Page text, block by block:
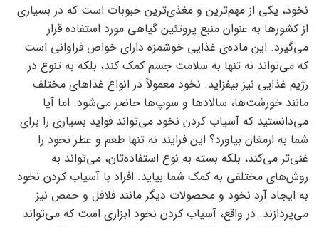
نخود، یکی از مهم‌ترین و مغذی‌ترین حبوبات است که در بسیاری
از کشورها به عنوان منبع پروتئین گیاهی مورد استفاده قرار
می‌گیرد. این ماده‌ی غذایی خوشمزه دارای خواص فراوانی است
که می‌تواند نه تنها به سلامت جسم کمک کند، بلکه به تنوع در
رژیم غذایی نیز بیفزاید. نخود معمولاً در انواع غذاهای مختلف
مانند خورشت‌ها، سالادها و سوپ‌ها حاضر می‌شود. اما آیا
می‌دانستید که آسیاب کردن نخود می‌تواند فواید بسیاری را برای
شما به ارمغان بیاورد؟ این فرایند نه تنها طعم و عطر نخود را
غنی‌تر می‌کند، بلکه بسته به نوع استفاده‌تان، می‌تواند به
روش‌های مختلفی به کمک شما بیاید. افراد با آسیاب کردن نخود
به ایجاد آرد نخود و محصولات دیگر مانند فلافل و حمص نیز
می‌پردازند. در واقع، آسیاب کردن نخود ابزاری است که می‌تواند